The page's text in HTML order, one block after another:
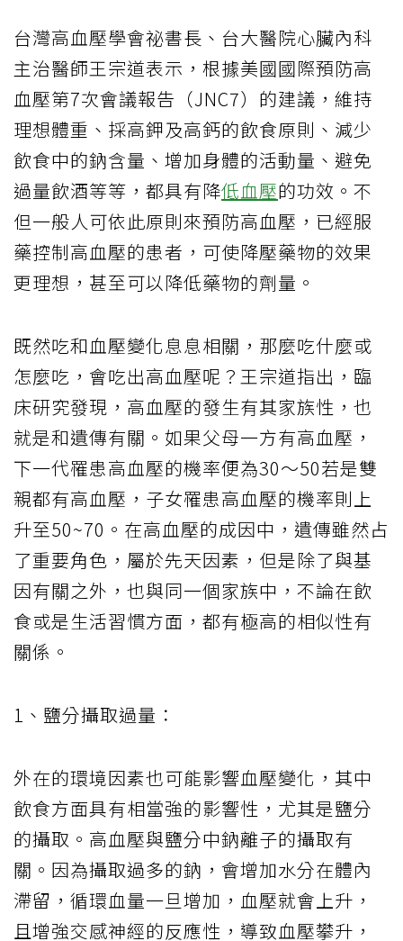
台灣高血壓學會祕書長、台大醫院心臟內科
主治醫師王宗道表示，根據美國國際預防高
血壓第7次會議報告（JNC7）的建議，維持
理想體重、採高鉀及高鈣的飲食原則、減少
飲食中的鈉含量、增加身體的活動量、避免
過量飲酒等等，都具有降低血壓的功效。不
但一般人可依此原則來預防高血壓，已經服
藥控制高血壓的患者，可使降壓藥物的效果
更理想，甚至可以降低藥物的劑量。
既然吃和血壓變化息息相關，那麼吃什麼或
怎麼吃，會吃出高血壓呢？王宗道指出，臨
床研究發現，高血壓的發生有其家族性，也
就是和遺傳有關。如果父母一方有高血壓，
下一代罹患高血壓的機率便為30～50若是雙
親都有高血壓，子女罹患高血壓的機率則上
升至50~70 。在高血壓的成因中，遺傳雖然占
了重要角色，屬於先天因素，但是除了與基
因有關之外，也與同一個家族中，不論在飲
食或是生活習慣方面，都有極高的相似性有
關係。
1 、鹽分攝取過量：
外在的環境因素也可能影響血壓變化，其中
飲食方面具有相當強的影響性，尤其是鹽分
的攝取。高血壓與鹽分中鈉離子的攝取有
關。因為攝取過多的鈉，會增加水分在體內
滯留，循環血量一旦增加，血壓就會上升，
且增強交感神經的反應性，導致血壓攀升，